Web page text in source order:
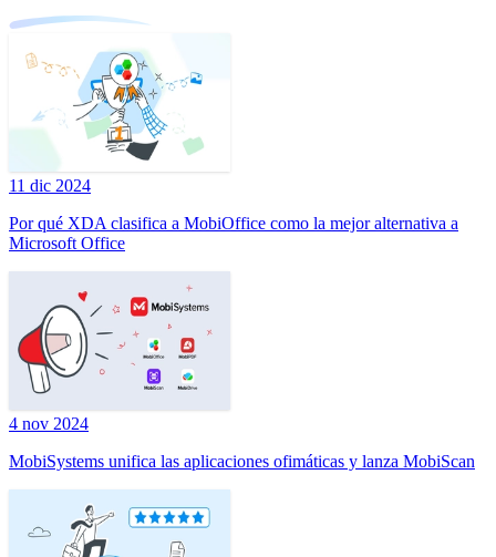
11 dic 2024
Por qué XDA clasifica a MobiOffice como la mejor alternativa a
Microsoft Office
4 nov 2024
MobiSystems unifica las aplicaciones ofimáticas y lanza MobiScan